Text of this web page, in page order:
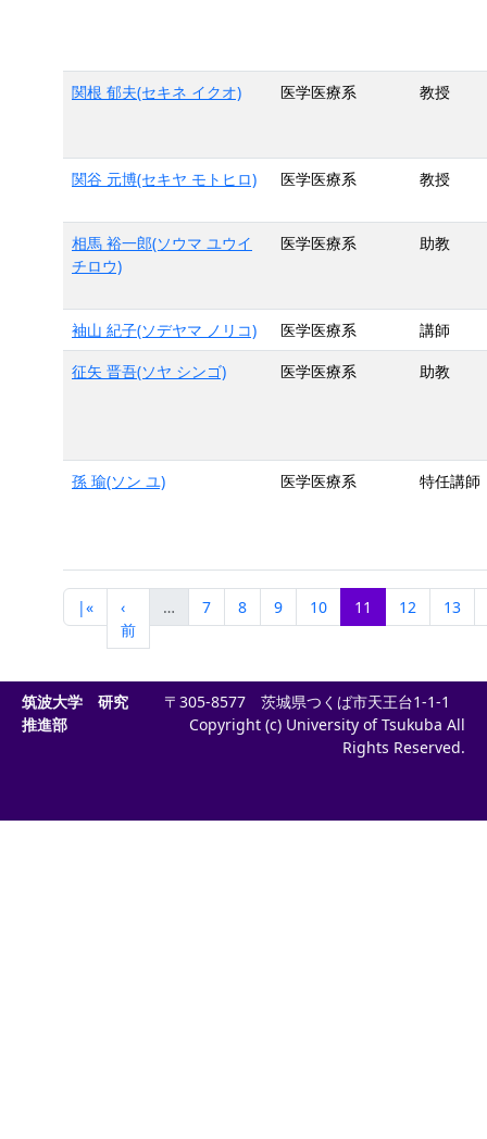
関根 郁夫(セキネ イクオ) 医学医療系 教授
関谷 元博(セキヤ モトヒロ) 医学医療系 教授
相馬 裕一郎(ソウマ ユウイ
チロウ)
医学医療系 助教
袖山 紀子(ソデヤマ ノリコ) 医学医療系
講師
征矢 晋吾(ソヤ シンゴ)
医学医療系 助教
孫 瑜(ソン ユ) 医学医療系 特任講師
|«
‹
前
… 7 8 9 10 11 12 13
筑波大学 研究
推進部
〒305-8577 茨城県つくば市天王台1-1-1
Copyright (c) University of Tsukuba All
Rights Reserved.